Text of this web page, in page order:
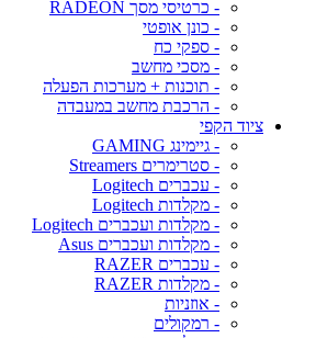
- כרטיסי מסך RADEON
- כונן אופטי
- ספקי כח
- מסכי מחשב
- תוכנות + מערכות הפעלה
- הרכבת מחשב במעבדה
ציוד הקפי
- גיימינג GAMING
- סטרימרים Streamers
- עכברים Logitech
- מקלדות Logitech
- מקלדות ועכברים Logitech
- מקלדות ועכברים Asus
- עכברים RAZER
- מקלדות RAZER
- אוזניות
- רמקולים